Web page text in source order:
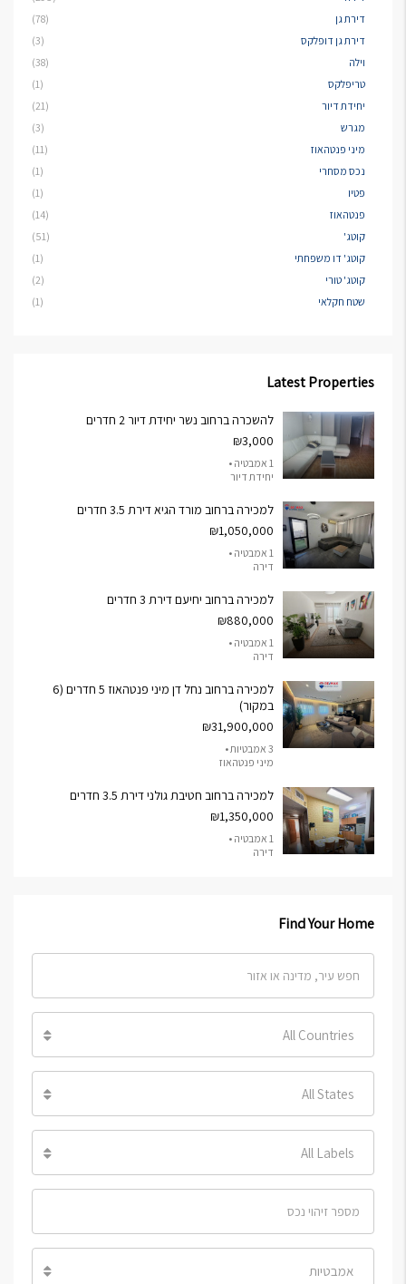
דירת גן
(78)
דירת גן דופלקס
(3)
וילה
(38)
טריפלקס
(1)
יחידת דיור
(21)
מגרש
(3)
מיני פנטהאוז
(11)
נכס מסחרי
(1)
פטיו
(1)
פנטהאוז
(14)
קוטג'
(51)
קוטג' דו משפחתי
(1)
קוטג' טורי
(2)
שטח חקלאי
(1)
Latest Properties
להשכרה ברחוב נשר יחידת דיור 2 חדרים
₪3,000
1 אמבטיה •
יחידת דיור
למכירה ברחוב מורד הגיא דירת 3.5 חדרים
₪1,050,000
1 אמבטיה •
דירה
למכירה ברחוב יחיעם דירת 3 חדרים
₪880,000
1 אמבטיה •
דירה
למכירה ברחוב נחל דן מיני פנטהאוז 5 חדרים (6
במקור)
₪31,900,000
3 אמבטיות •
מיני פנטהאוז
למכירה ברחוב חטיבת גולני דירת 3.5 חדרים
₪1,350,000
1 אמבטיה •
דירה
Find Your Home
All Countries
All States
All Labels
אמבטיות